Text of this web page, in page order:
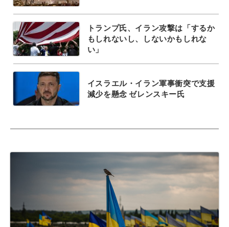
トランプ氏、イラン攻撃は「するか
もしれないし、しないかもしれな
い」
イスラエル・イラン軍事衝突で支援
減少を懸念 ゼレンスキー氏